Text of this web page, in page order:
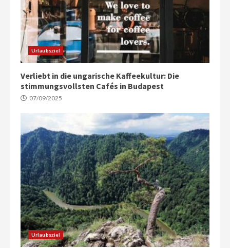
Urlaubsziel
Verliebt in die ungarische Kaffeekultur: Die
stimmungsvollsten Cafés in Budapest
07/09/2025
Urlaubsziel